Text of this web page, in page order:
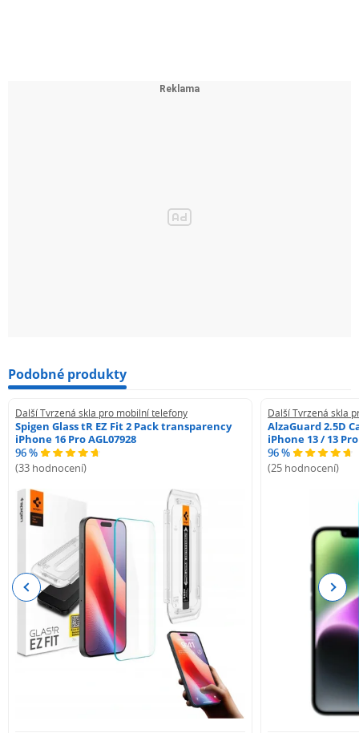
Podobné produkty
Další Tvrzená skla pro mobilní telefony
Spigen Glass tR EZ Fit 2 Pack transparency
iPhone 16 Pro AGL07928
96 %
(33 hodnocení)
Další Tvrzená skla
AlzaGuard 2.5D
iPhone 13 / 13 Pro
96 %
(25 hodnocení)
Previous Next